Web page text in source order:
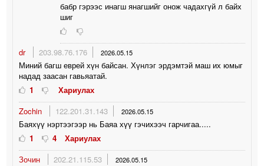
бабр гэрээс инагш янагшийг онож чадахгүй л байх
шиг
dr 203.98.76.176 2026.05.15
Миний багш еврей хүн байсан. Хүнлэг эрдэмтэй маш их юмыг
надад заасан гавьяатай.
1
Хариулах
Zochin
122.201.31.143 2026.05.15
Баяхүү нэртээгээр нь Баяа хүү гэчихээч гарчигаа.....
1
4
Хариулах
Зочин
202.21.115.53 2026.05.15